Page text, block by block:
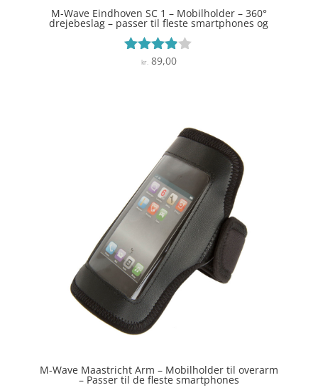
M-Wave Eindhoven SC 1 – Mobilholder – 360°
drejebeslag – passer til fleste smartphones og
Vurderet
kr.89,00
M-Wave Maastricht Arm – Mobilholder til overarm
– Passer til de fleste smartphones